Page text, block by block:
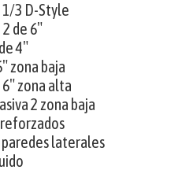
1/3 D-Style
de 6″
4″
zona baja
zona alta
2 zona baja
paredes laterales